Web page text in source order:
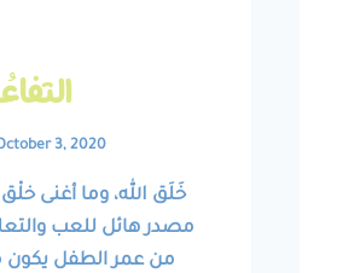
3, 2020
مصدر هائل للعب
من عمر الطفل يكون